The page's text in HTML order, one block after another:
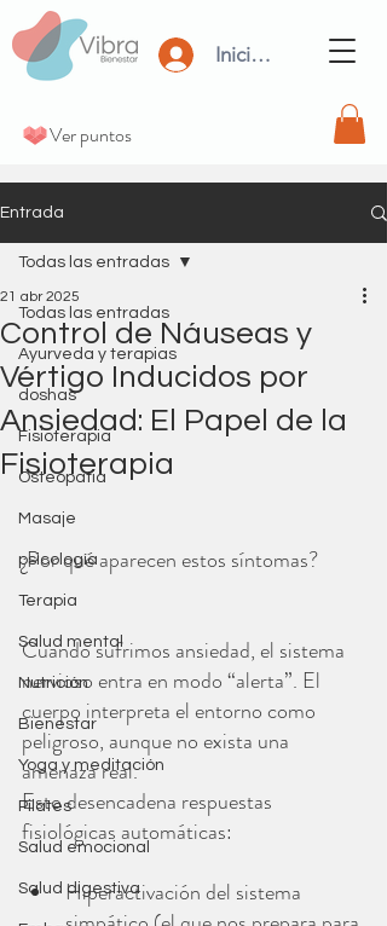
Iniciar Sesión
Ver puntos
Entrada
Todas las entradas
Ayurveda y terapias
doshas
Fisioterapia
Osteopatia
Masaje
psicología
Terapia
Salud mental
Nutrición
Bienestar
Yoga y meditación
Pilates
Salud emocional
Salud digestiva
Todas las entradas
Control de Náuseas y
Vértigo Inducidos por
Ansiedad: El Papel de la
Fisioterapia
21 abr 2025
¿Por qué aparecen estos síntomas?
Cuando sufrimos ansiedad, el sistema
nervioso entra en modo “alerta”. El
cuerpo interpreta el entorno como
peligroso, aunque no exista una
amenaza real.
Esto desencadena respuestas
fisiológicas automáticas:
Hiperactivación del sistema